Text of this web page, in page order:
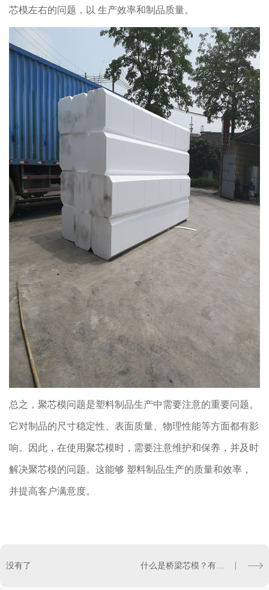
芯模左右的问题，以 生产效率和制品质量。
总之，聚芯模问题是塑料制品生产中需要注意的重要问题。
它对制品的尺寸稳定性、表面质量、物理性能等方面都有影
响。因此，在使用聚芯模时，需要注意维护和保养，并及时
解决聚芯模的问题。这能够 塑料制品生产的质量和效率，
并提高客户满意度。
没有了